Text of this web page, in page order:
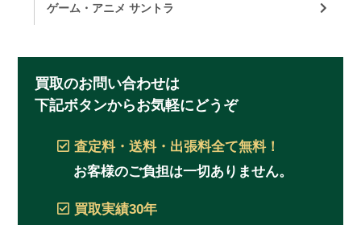
ゲーム・アニメ サントラ
買取のお問い合わせは
下記ボタンからお気軽にどうぞ
査定料・送料・出張料全て無料！
お客様のご負担は一切ありません。
買取実績30年